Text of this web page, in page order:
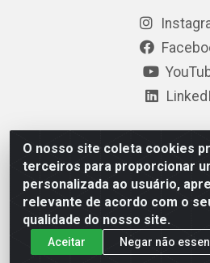
O nosso site coleta cookies
terceiros para proporcionar
personalizada ao usuário,
relevante de acordo com o
qualidade do nosso site.
Aceitar
Negar não
Polimold Industrial Ltda - Estrada
Bernardo do Campo / SP –
44.106.466/